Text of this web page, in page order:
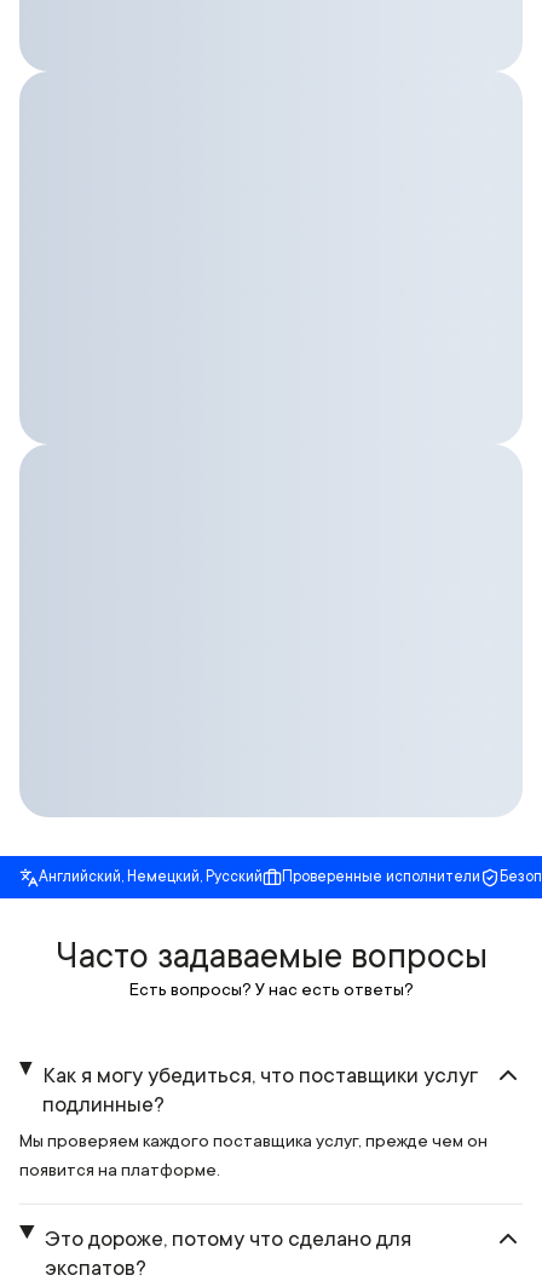
Английский, Немецкий, Русский Проверенные исполнители
Часто задаваемые вопросы
Есть вопросы? У нас есть ответы?
Как я могу убедиться, что поставщики услуг
подлинные?
Мы проверяем каждого поставщика услуг, прежде чем он
появится на платформе.
Это дороже, потому что сделано для
экспатов?